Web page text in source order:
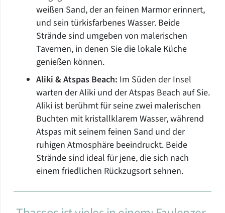
weißen Sand, der an feinen Marmor erinnert,
und sein türkisfarbenes Wasser. Beide
Strände sind umgeben von malerischen
Tavernen, in denen Sie die lokale Küche
genießen können.
Aliki & Atspas Beach: Im Süden der Insel
warten der Aliki und der Atspas Beach auf Sie.
Aliki ist berühmt für seine zwei malerischen
Buchten mit kristallklarem Wasser, während
Atspas mit seinem feinen Sand und der
ruhigen Atmosphäre beeindruckt. Beide
Strände sind ideal für jene, die sich nach
einem friedlichen Rückzugsort sehnen.